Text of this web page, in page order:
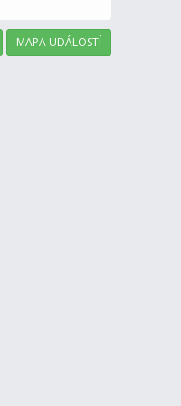
MAPA UDÁLOSTÍ